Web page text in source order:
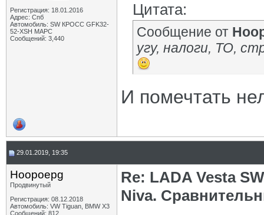
Регистрация: 18.01.2016
Адрес: Спб
Автомобиль: SW КРОСС GFK32-
52-XSH МАРС
Сообщений: 3,440
Цитата:
Сообщение от
угу, налоги, ТО,
И помечтать
29.01.2019, 19:35
Hoopoepg
Продвинутый
Регистрация: 08.12.2018
Автомобиль: VW Tiguan, BMW X3
Сообщений: 812
Re: LADA Vesta
Niva.